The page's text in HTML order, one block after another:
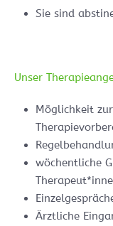
Sie sind
Unser
Möglichkeit
wöchentliche
Ärztliche